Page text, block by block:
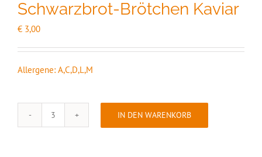
Schwarzbrot-Brötchen Kaviar
€ 3,00
Allergene: A,C,D,L,M
Schwarzbrot-
IN DEN WARENKORB